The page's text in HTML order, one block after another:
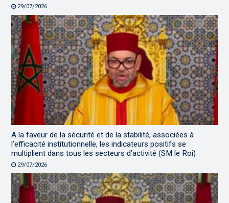
29/07/2026
A la faveur de la sécurité et de la stabilité, associées à
l’efficacité institutionnelle, les indicateurs positifs se
multiplient dans tous les secteurs d’activité (SM le Roi)
29/07/2026